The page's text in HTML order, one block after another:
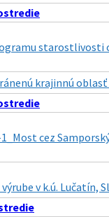
krajinnú oblasť
cez
v k.ú. Lučatín,